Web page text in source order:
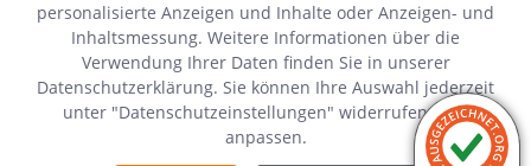
personalisierte Anzeigen und Inhalte oder Anzeigen- und
Inhaltsmessung. Weitere Informationen über die
Verwendung Ihrer Daten finden Sie in unserer
Datenschutzerklärung. Sie können Ihre Auswahl jederzeit
unter "Datenschutzeinstellungen" widerrufen oder
anpassen.